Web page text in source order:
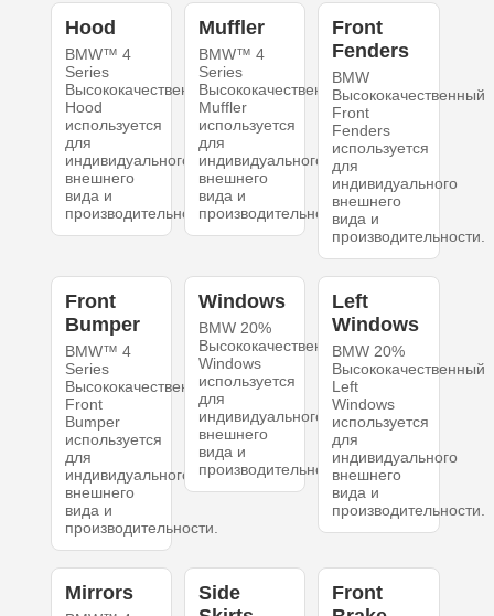
Hood
BMW™ 4
Series
Высококачественный
Hood
используется
для
индивидуального
внешнего
вида и
производительности.
Muffler
BMW™ 4
Series
Высококачественный
Muffler
используется
для
индивидуального
внешнего
вида и
производительности.
Front
Fenders
BMW
Высококачественный
Front
Fenders
используется
для
индивидуального
внешнего
вида и
производительности.
Front
Bumper
BMW™ 4
Series
Высококачественный
Front
Bumper
используется
для
индивидуального
внешнего
вида и
производительности.
Windows
BMW 20%
Высококачественный
Windows
используется
для
индивидуального
внешнего
вида и
производительности.
Left
Windows
BMW 20%
Высококачественный
Left
Windows
используется
для
индивидуального
внешнего
вида и
производительности.
Mirrors
Side
Front